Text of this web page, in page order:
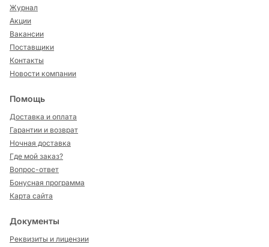
Журнал
Акции
Вакансии
Поставщики
Контакты
Новости компании
Помощь
Доставка и оплата
Гарантии и возврат
Ночная доставка
Где мой заказ?
Вопрос-ответ
Бонусная программа
Карта сайта
Документы
Реквизиты и лицензии